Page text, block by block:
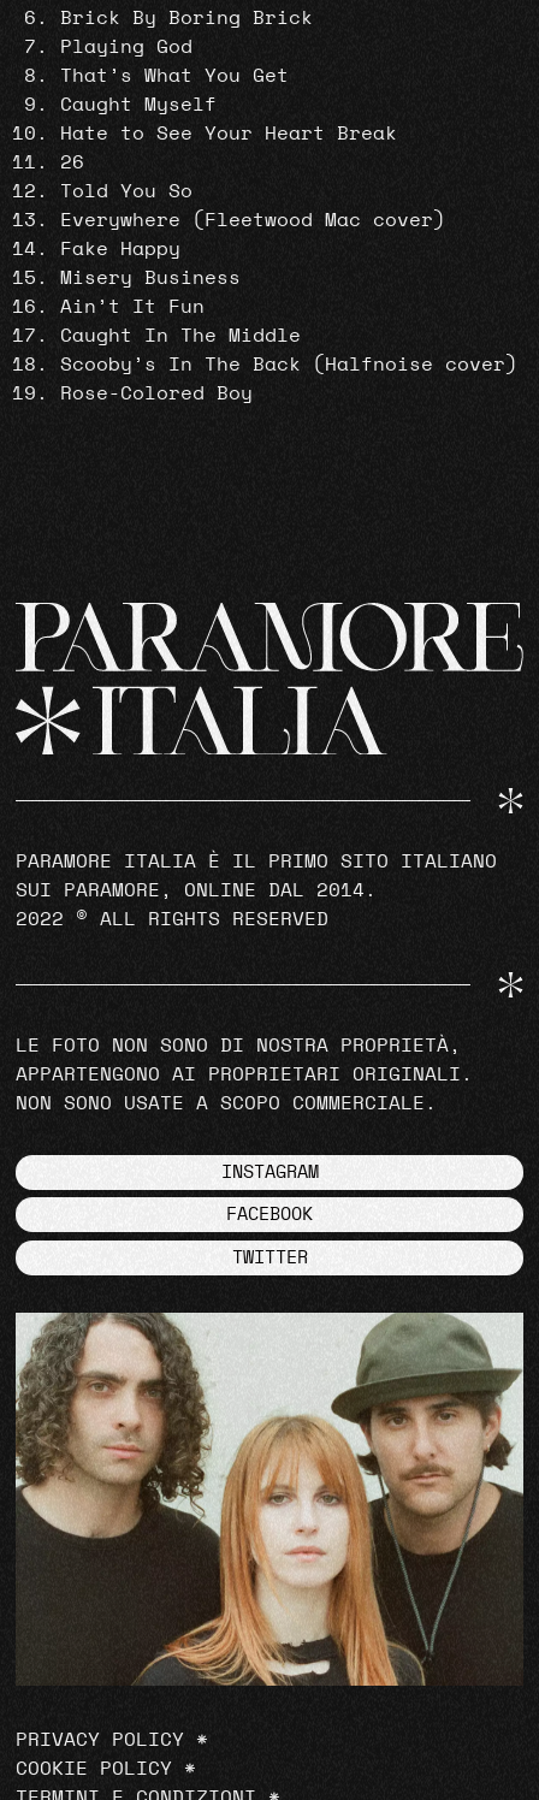
Brick By Boring Brick
Playing God
That’s What You Get
Caught Myself
Hate to See Your Heart Break
26
Told You So
Everywhere (Fleetwood Mac cover)
Fake Happy
Misery Business
Ain’t It Fun
Caught In The Middle
Scooby’s In The Back (Halfnoise cover)
Rose-Colored Boy
PARAMORE ITALIA È IL PRIMO SITO ITALIANO
SUI PARAMORE, ONLINE DAL 2014.
2022 © ALL RIGHTS RESERVED
LE FOTO NON SONO DI NOSTRA PROPRIETÀ,
APPARTENGONO AI PROPRIETARI ORIGINALI.
NON SONO USATE A SCOPO COMMERCIALE.
INSTAGRAM
FACEBOOK
TWITTER
PRIVACY POLICY *
COOKIE POLICY *